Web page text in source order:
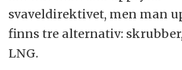
svaveldirektivet, men man
finns tre alternativ:
LNG.